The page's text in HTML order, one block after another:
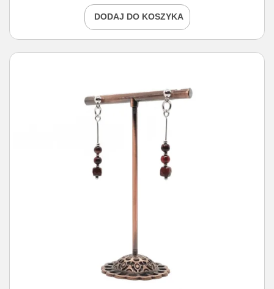
DODAJ DO KOSZYKA